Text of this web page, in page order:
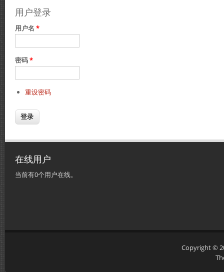
用户登录
用户名 *
密码*
重设密码
在线用户
当前有0个用户在线。
Copyright ©